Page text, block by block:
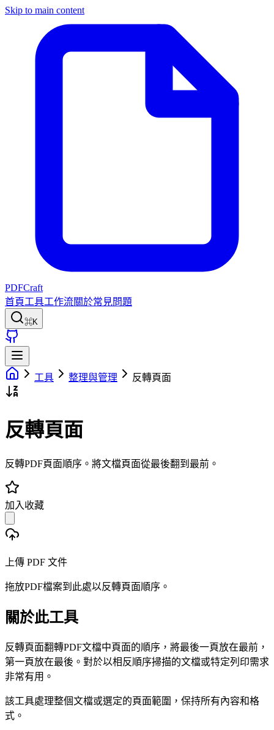
Skip to main content
PDFCraft
首頁工具工作流關於常見問題
⌘K
工具 整理與管理 反轉頁面
反轉頁面
反轉PDF頁面順序。將文檔頁面從最後翻到最前。
加入收藏
上傳 PDF 文件
拖放PDF檔案到此處以反轉頁面順序。
關於此工具
反轉頁面翻轉PDF文檔中頁面的順序，將最後一頁放在最前，
第一頁放在最後。對於以相反順序掃描的文檔或特定列印需求
非常有用。
該工具處理整個文檔或選定的頁面範圍，保持所有內容和格
式。